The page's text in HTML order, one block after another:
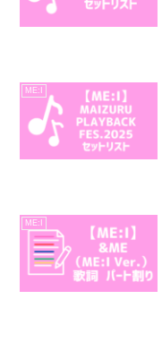
ME:I
ME:I